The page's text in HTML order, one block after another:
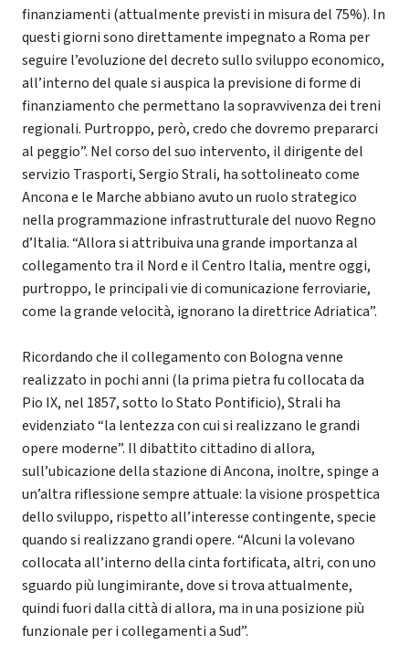
finanziamenti (attualmente previsti in misura del 75%). In
questi giorni sono direttamente impegnato a Roma per
seguire l’evoluzione del decreto sullo sviluppo economico,
all’interno del quale si auspica la previsione di forme di
finanziamento che permettano la sopravvivenza dei treni
regionali. Purtroppo, però, credo che dovremo prepararci
al peggio”. Nel corso del suo intervento, il dirigente del
servizio Trasporti, Sergio Strali, ha sottolineato come
Ancona e le Marche abbiano avuto un ruolo strategico
nella programmazione infrastrutturale del nuovo Regno
d’Italia. “Allora si attribuiva una grande importanza al
collegamento tra il Nord e il Centro Italia, mentre oggi,
purtroppo, le principali vie di comunicazione ferroviarie,
come la grande velocità, ignorano la direttrice Adriatica”.
Ricordando che il collegamento con Bologna venne
realizzato in pochi anni (la prima pietra fu collocata da
Pio IX, nel 1857, sotto lo Stato Pontificio), Strali ha
evidenziato “la lentezza con cui si realizzano le grandi
opere moderne”. Il dibattito cittadino di allora,
sull’ubicazione della stazione di Ancona, inoltre, spinge a
un’altra riflessione sempre attuale: la visione prospettica
dello sviluppo, rispetto all’interesse contingente, specie
quando si realizzano grandi opere. “Alcuni la volevano
collocata all’interno della cinta fortificata, altri, con uno
sguardo più lungimirante, dove si trova attualmente,
quindi fuori dalla città di allora, ma in una posizione più
funzionale per i collegamenti a Sud”.